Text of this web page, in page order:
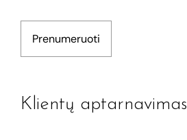
Prenumeruoti
Klientų aptarnavimas